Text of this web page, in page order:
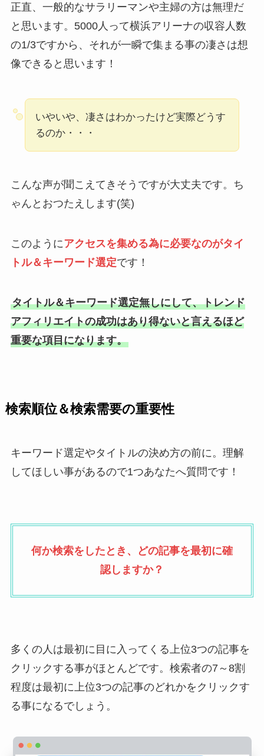
正直、一般的なサラリーマンや主婦の方は無理だ
と思います。5000人って横浜アリーナの収容人数
の1/3ですから、それが一瞬で集まる事の凄さは想
像できると思います！
いやいや、凄さはわかったけど実際どうす
るのか・・・
こんな声が聞こえてきそうですが大丈夫です。ち
ゃんとおつたえします(笑)
このようにアクセスを集める為に必要なのがタイ
トル＆キーワード選定です！
タイトル＆キーワード選定無しにして、トレンド
アフィリエイトの成功はあり得ないと言えるほど
重要な項目になります。
検索順位＆検索需要の重要性
キーワード選定やタイトルの決め方の前に。理解
してほしい事があるので1つあなたへ質問です！
何か検索をしたとき、どの記事を最初に確
認しますか？
多くの人は最初に目に入ってくる上位3つの記事を
クリックする事がほとんどです。検索者の7～8割
程度は最初に上位3つの記事のどれかをクリックす
る事になるでしょう。